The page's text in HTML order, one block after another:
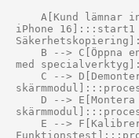
A[Kund lämnar
iPhone 16]:::start1
B --> C[Öppna
med
C -->
D --> E[Montera
E -->